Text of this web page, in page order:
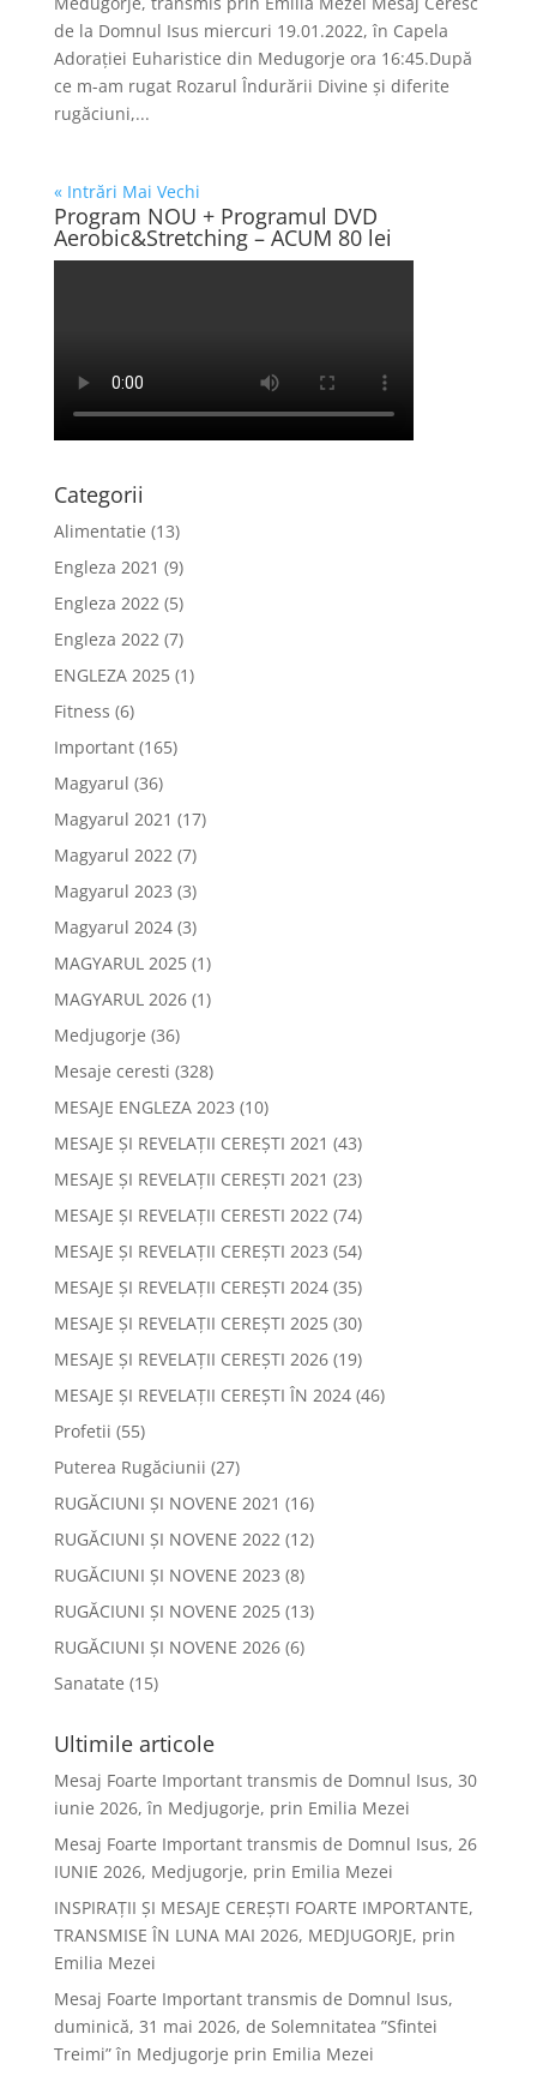
de la Domnul Isus miercuri 19.01.2022, în Capela
Adorației Euharistice din Medugorje ora 16:45.După
ce m-am rugat Rozarul Îndurării Divine și diferite
rugăciuni,...
« Intrări Mai Vechi
Program NOU + Programul DVD
Aerobic&Stretching – ACUM 80 lei
Categorii
Alimentatie (13)
Engleza 2021 (9)
Engleza 2022(5)
Engleza 2022(7)
ENGLEZA 2025(1)
Fitness (6)
Important(165)
Magyarul (36)
Magyarul 2021 (17)
Magyarul 2022(7)
Magyarul 2023 (3)
Magyarul 2024(3)
MAGYARUL 2025(1)
MAGYARUL 2026(1)
Medjugorje (36)
Mesaje ceresti (328)
MESAJE ENGLEZA 2023 (10)
MESAJE ȘI REVELAȚII CEREȘTI 2021 (43)
MESAJE ȘI REVELAȚII CEREȘTI 2021 (23)
MESAJE ȘI REVELAȚII CERESTI 2022(74)
MESAJE ȘI REVELAȚII CEREȘTI 2023 (54)
MESAJE ȘI REVELAȚII CEREȘTI 2024(35)
MESAJE ȘI REVELAȚII CEREȘTI 2025(30)
MESAJE ȘI REVELAȚII CEREȘTI 2026(19)
MESAJE ȘI REVELAȚII CEREȘTI ÎN 2024(46)
Profetii (55)
Puterea Rugăciunii (27)
RUGĂCIUNI ȘI NOVENE 2021 (16)
RUGĂCIUNI ȘI NOVENE 2022(12)
RUGĂCIUNI ȘI NOVENE 2023 (8)
RUGĂCIUNI ȘI NOVENE 2025(13)
RUGĂCIUNI ȘI NOVENE 2026(6)
Sanatate (15)
Ultimile articole
Mesaj Foarte Important transmis de Domnul Isus, 30
iunie 2026, în Medjugorje, prin Emilia Mezei
Mesaj Foarte Important transmis de Domnul Isus, 26
IUNIE 2026, Medjugorje, prin Emilia Mezei
INSPIRAȚII ȘI MESAJE CEREȘTI FOARTE IMPORTANTE,
TRANSMISE ÎN LUNA MAI 2026, MEDJUGORJE, prin
Emilia Mezei
Mesaj Foarte Important transmis de Domnul Isus,
duminică, 31 mai 2026, de Solemnitatea ”Sfintei
Treimi” în Medjugorje prin Emilia Mezei